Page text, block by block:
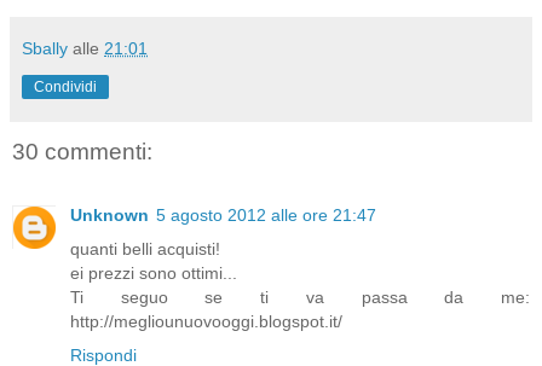
Sbally alle 21:01
Condividi
30 commenti:
Unknown 5 agosto 2012 alle ore 21:47
quanti belli acquisti!
ei prezzi sono ottimi...
Ti seguo se ti va passa da me:
http://megliounuovooggi.blogspot.it/
Rispondi